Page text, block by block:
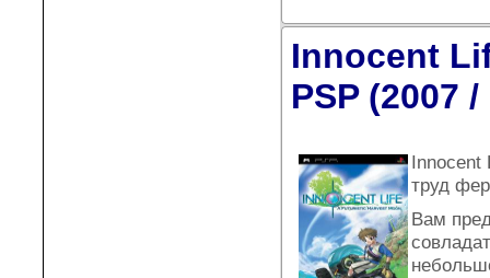
Innocent
PSP (2007
Innocent
труд
Вам